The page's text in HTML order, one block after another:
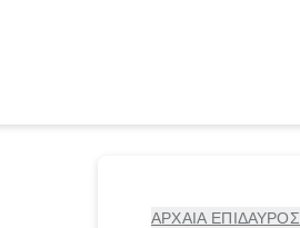
ΑΡΧΑΙΑ ΕΠΙΔΑΥΡΟΣ,